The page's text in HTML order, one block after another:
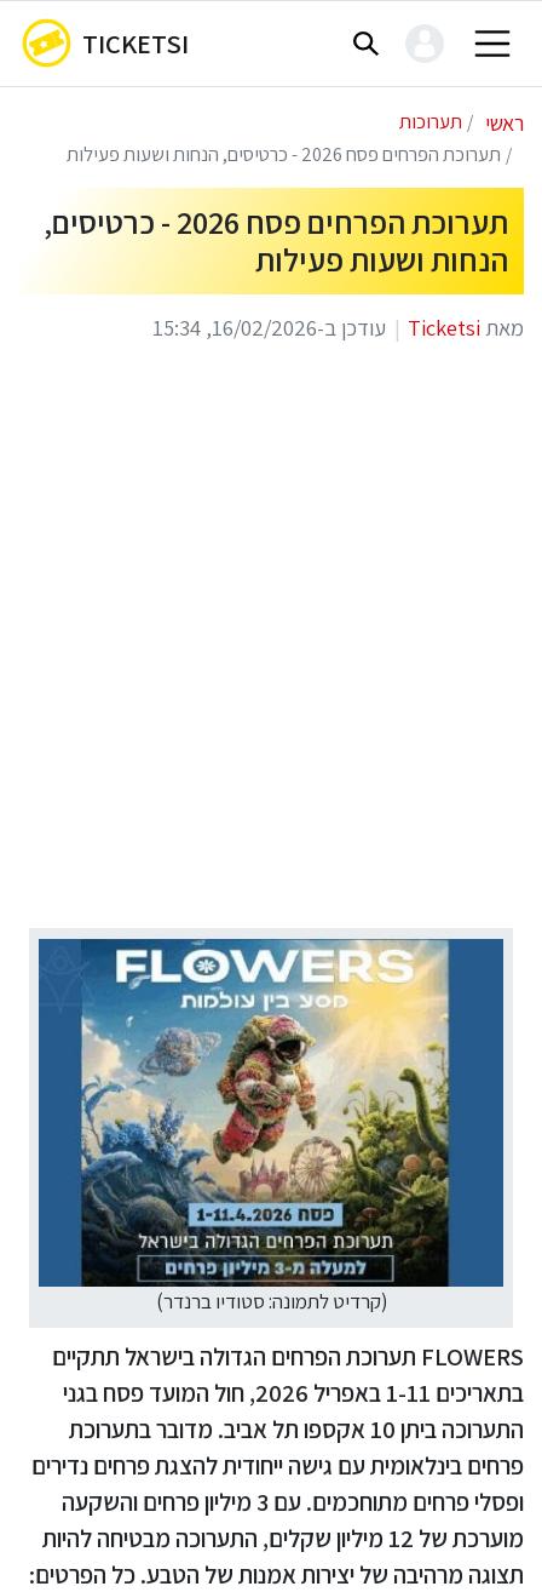
TICKETSI
ראשי
תערוכות
תערוכת הפרחים פסח 2026 - כרטיסים, הנחות ושעות פעילות
תערוכת הפרחים פסח 2026 - כרטיסים,
הנחות ושעות פעילות
מאת Ticketsi עודכן ב-16/02/2026, 15:34
(קרדיט לתמונה: סטודיו ברנדר)
FLOWERS תערוכת הפרחים הגדולה בישראל תתקיים
בתאריכים 1-11 באפריל 2026, חול המועד פסח בגני
התערוכה ביתן 10 אקספו תל אביב. מדובר בתערוכת
פרחים בינלאומית עם גישה ייחודית להצגת פרחים נדירים
ופסלי פרחים מתוחכמים. עם 3 מיליון פרחים והשקעה
מוערכת של 12 מיליון שקלים, התערוכה מבטיחה להיות
תצוגה מרהיבה של יצירות אמנות של הטבע. כל הפרטים: